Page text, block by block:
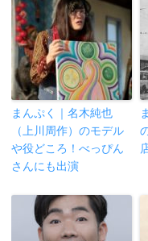
まんぷく｜名木純也
（上川周作）のモデル
や役どころ！べっぴん
さんにも出演